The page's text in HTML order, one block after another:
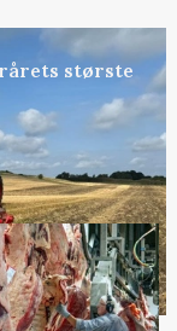
største